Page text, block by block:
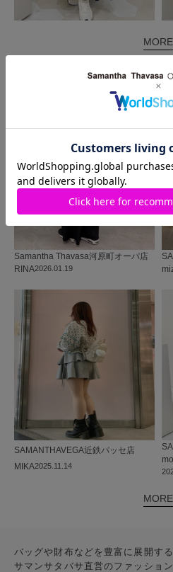
MORE
同じ商品を使った
2026.01.19
Samantha Thavasa河原町オーパ店
RINA
2025.11.14
SAMANTHAVEGA近鉄パッセ店
MIKA
MORE
バッグや財布などを豊富に展開する
サマンサタバサ直営のファッショ